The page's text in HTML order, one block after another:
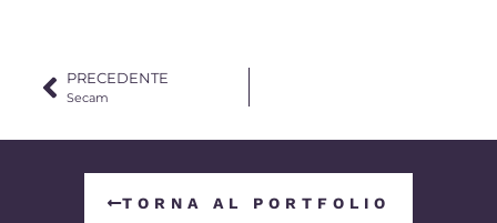
PRECEDENTE
Secam
TORNA AL PORTFOLIO